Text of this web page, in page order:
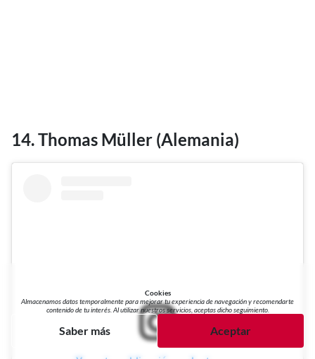
14. Thomas Müller (Alemania)
Cookies
Almacenamos datos temporalmente para mejorar tu experiencia de navegación y recomendarte
contenido de tu interés. Al utilizar nuestros servicios, aceptas dicho seguimiento.
Saber más Aceptar